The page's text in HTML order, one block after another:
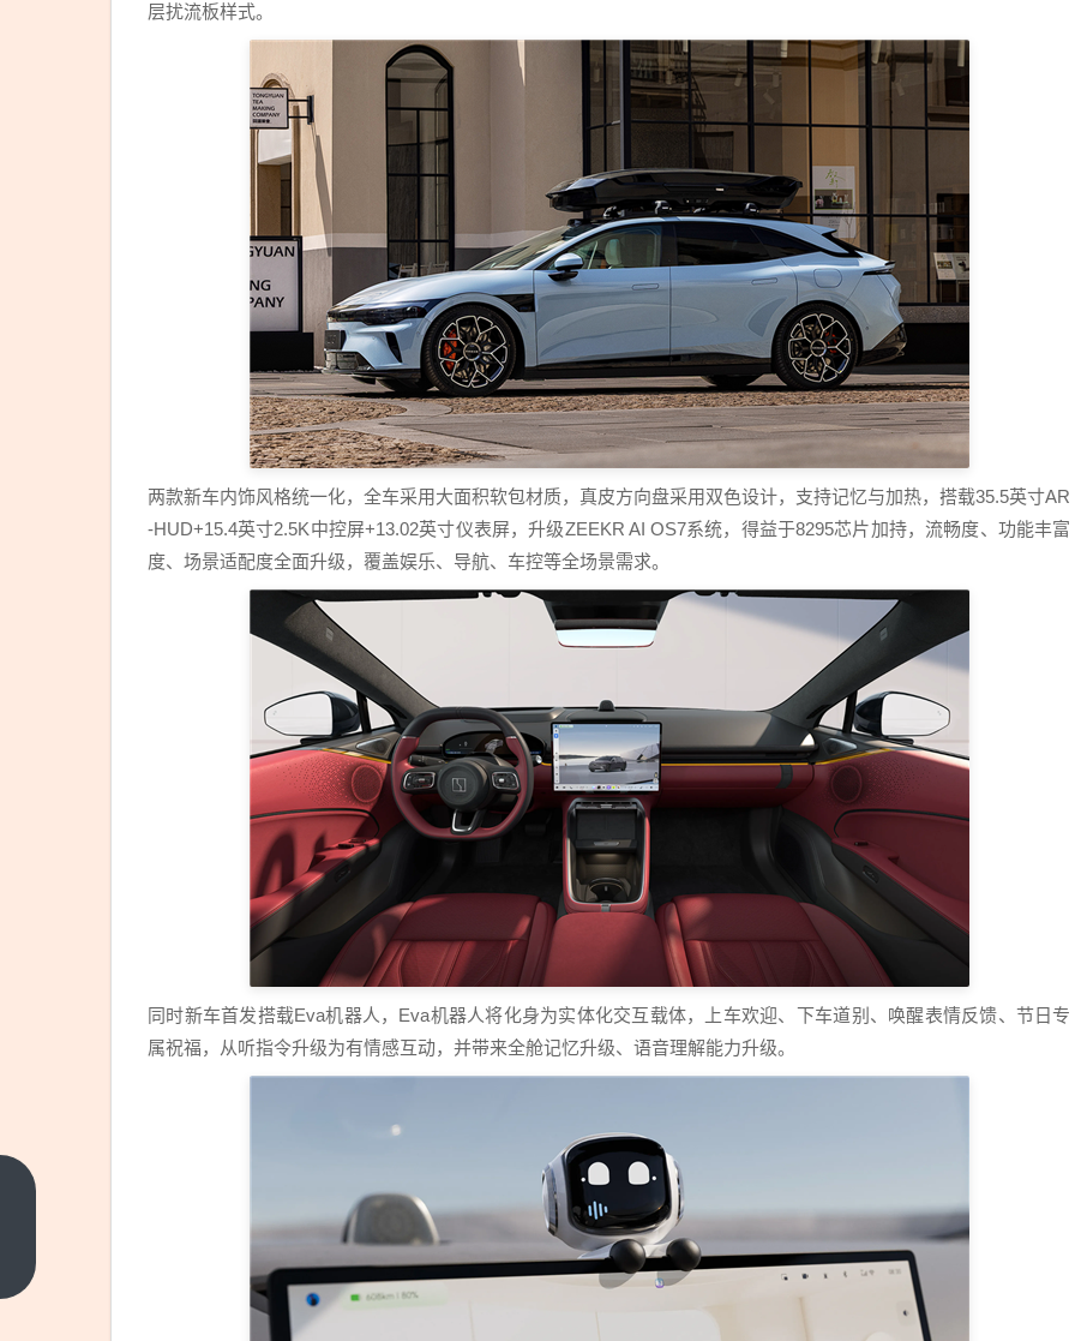
层扰流板样式。
两款新车内饰风格统一化，全车采用大面积软包材质，真皮方向盘采用双色设计，支持记忆与加热，搭载35.5英寸AR
-HUD+15.4英寸2.5K中控屏+13.02英寸仪表屏，升级ZEEKR AI OS7系统，得益于8295芯片加持，流畅度、功能丰富
度、场景适配度全面升级，覆盖娱乐、导航、车控等全场景需求。
同时新车首发搭载Eva机器人，Eva机器人将化身为实体化交互载体，上车欢迎、下车道别、唤醒表情反馈、节日专
属祝福，从听指令升级为有情感互动，并带来全舱记忆升级、语音理解能力升级。